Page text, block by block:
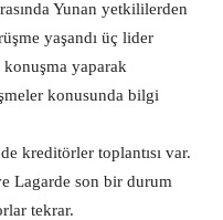
Yunan yetkililerden
yaşandı üç lider
konuşma yaparak
konusunda bilgi
kreditörler toplantısı var.
Lagarde son bir durum
tekrar.